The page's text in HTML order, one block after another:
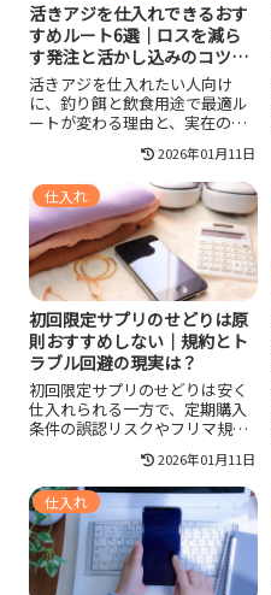
活きアジを仕入れできるおす
すめルート6選｜ロスを減ら
す発注と活かし込みのコツ
は？
活きアジを仕入れたい人向け
に、釣り餌と飲食用途で最適ル
ートが変わる理由と、実在の仕
入れ先6候補を比較しながら紹介
します。受け取り遅れや過密で
弱らせない発注設計、酸素と水
温と水質を崩さない保管手順、
欠品に備える第二ルートの作り
方まで整理し、ロスを減らして
実質原価を安定させたい人に役
立つ内容です。
2026年01月11日
仕入れ
初回限定サプリのせどりは原
則おすすめしない｜規約とト
ラブル回避の現実は？
初回限定サプリのせどりは安く
仕入れられる一方で、定期購入
条件の誤認リスクやフリマ規約
の制約、薬効表現の禁止など落
とし穴が多く、未開封と賞味期
限の明確化や状態中心の説明が
必須で、返品・削除・利用制限
の損失も踏まえて回転商材や正
規仕入れ、情報発信型の収益化
まで比較して判断したい人向け
です。
2026年01月11日
仕入れ